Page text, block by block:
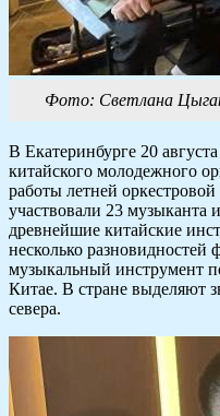
Фото: Светлана
В Екатеринбурге 20
китайского молодежного
работы летней
участвовали 23 музыканта
древнейшие китайские
несколько
музыкальный инструмент
Китае. В стране выделяют
севера.